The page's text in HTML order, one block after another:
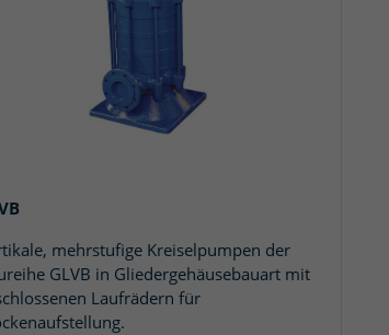
mehrstufige Kreiselpumpen der
GLVB in Gliedergehäusebauart mit
Laufrädern für